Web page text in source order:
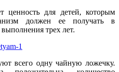
ценность для детей, которым
должен ее получать в
трех лет.
всего одну чайную ложечку.